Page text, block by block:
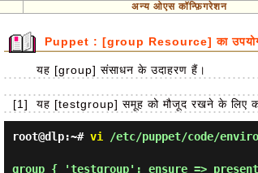
अन्य ओएस कॉन्फ़िगरेशन
Puppet : [group Resource] का
यह [group] संसाधन के उदाहरण हैं।
[1] यह [testgroup] समूह को मौजूद रखने के लिए
root@dlp:~# vi /etc/puppet/code/